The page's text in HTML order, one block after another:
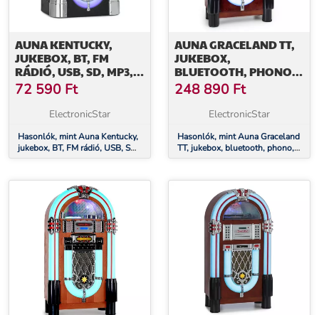
AUNA KENTUCKY,
JUKEBOX, BT, FM
RÁDIÓ, USB, SD, MP3,
CD LEJÁTSZÓ, FEHÉR
72 590 Ft
ElectronicStar
Hasonlók, mint Auna Kentucky,
jukebox, BT, FM rádió, USB, SD,
MP3, CD lejátszó, fehér
AUNA GRACELAND TT,
JUKEBOX,
BLUETOOTH, PHONO,
CD, USB, SD, MP3, AUX,
FM
248 890 Ft
ElectronicStar
Hasonlók, mint Auna Graceland
TT, jukebox, bluetooth, phono,
CD, USB, SD, MP3, AUX, FM